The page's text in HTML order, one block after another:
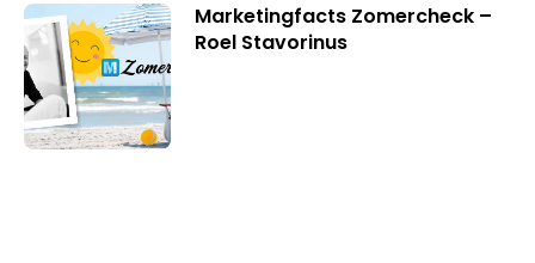
Marketingfacts Zomercheck –
Roel Stavorinus